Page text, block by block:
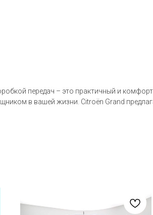
передач – это практичный и
в вашей жизни. Citroën Grand